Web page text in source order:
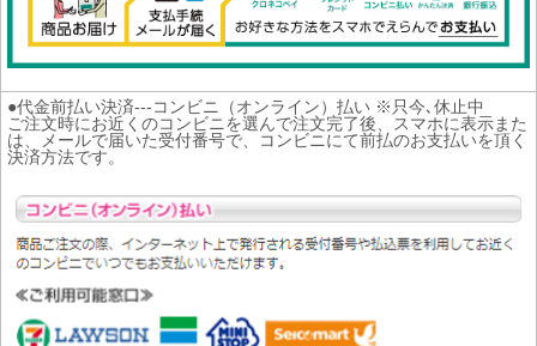
●代金前払い決済---コンビニ（オンライン）払い ※只今､休止中
ご注文時にお近くのコンビニを選んで注文完了後、スマホに表示また
は、メールで届いた受付番号で、コンビニにて前払のお支払いを頂く
決済方法です。